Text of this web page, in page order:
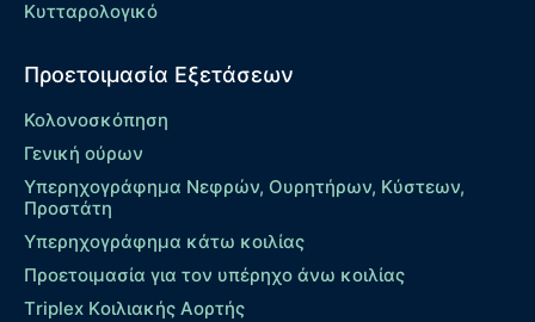
Κυτταρολογικό
Προετοιμασία Εξετάσεων
Κολονοσκόπηση
Γενική ούρων
Υπερηχογράφημα Νεφρών, Ουρητήρων, Κύστεων,
Προστάτη
Υπερηχογράφημα κάτω κοιλίας
Προετοιμασία για τον υπέρηχο άνω κοιλίας
Τriplex Kοιλιακής Αορτής